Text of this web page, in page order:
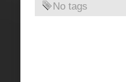
No tags